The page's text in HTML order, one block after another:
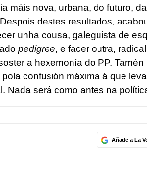
máis nova, urbana, do futuro,
destes resultados,
unha cousa, galeguista de
pedigree, e facer outra,
a hexemonía do PP.
confusión máxima á que
Nada será como antes na
Añade a La